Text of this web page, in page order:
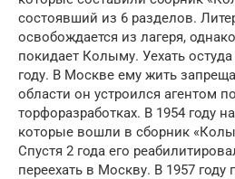
состоявший из 6 разделов.
освобождается из лагеря,
покидает Колыму. Уехать
году. В Москве ему жить
области он устроился агентом
торфоразработках. В 1954 году
которые вошли в сборник
Спустя 2 года его
переехать в Москву. В 1957 году